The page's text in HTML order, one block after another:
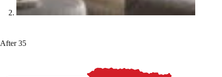
After 35